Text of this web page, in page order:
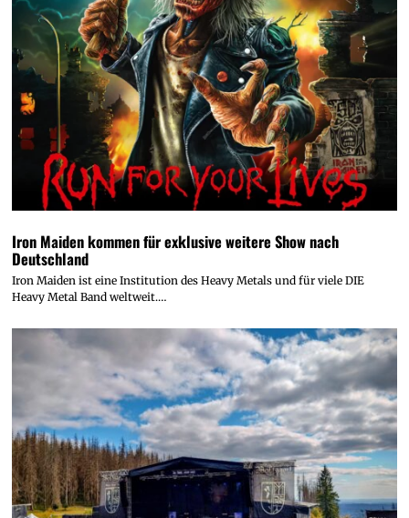
Iron Maiden kommen für exklusive weitere Show nach
Deutschland
Iron Maiden ist eine Institution des Heavy Metals und für viele DIE
Heavy Metal Band weltweit.…